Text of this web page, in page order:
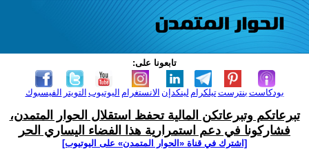
تابعونا على:
الفيسبوك التويتر اليوتيوب الانستغرام لينكدإن تيلكرامبنترست بودكاست
تبرعاتكم وتبرعاتكن المالية تحفظ استقلال الحوار المتمدن،
فشاركونا في دعم استمرارية هذا الفضاء اليساري الحر
[اشترك في قناة ‫«الحوار المتمدن» على اليوتيوب]